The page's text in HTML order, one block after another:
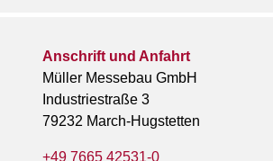
Anschrift und Anfahrt
Müller Messebau GmbH
Industriestraße 3
79232 March-Hugstetten
+49 7665 42531-0